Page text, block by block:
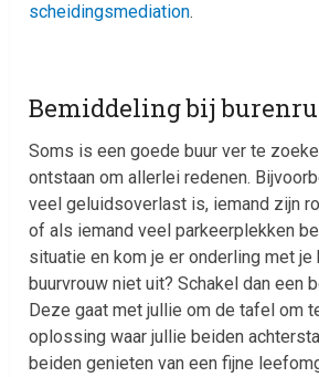
scheidingsmediation.
Bemiddeling bij
Soms is een goede buur ver te
ontstaan om allerlei redenen.
veel geluidsoverlast is, iemand zijn
of als iemand veel parkeerplekken
situatie en kom je er onderling met je
buurvrouw niet uit? Schakel dan een
Deze gaat met jullie om de tafel om
oplossing waar jullie beiden
beiden genieten van een fijne